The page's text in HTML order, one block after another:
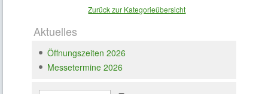
Zurück zur Kategorieübersicht
Aktuelles
Öffnungszeiten 2026
Messetermine 2026